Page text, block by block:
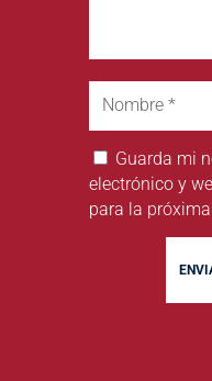
Guarda mi
electrónico y
para la